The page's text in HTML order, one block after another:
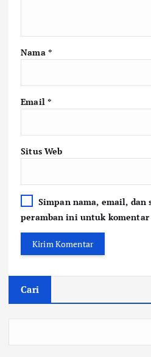
Nama *
Email *
Situs Web
Simpan nama, email, dan
peramban ini untuk komentar
Cari